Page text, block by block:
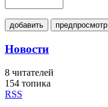
добавить предпросмотр
Новости
8 читателей
154 топика
RSS